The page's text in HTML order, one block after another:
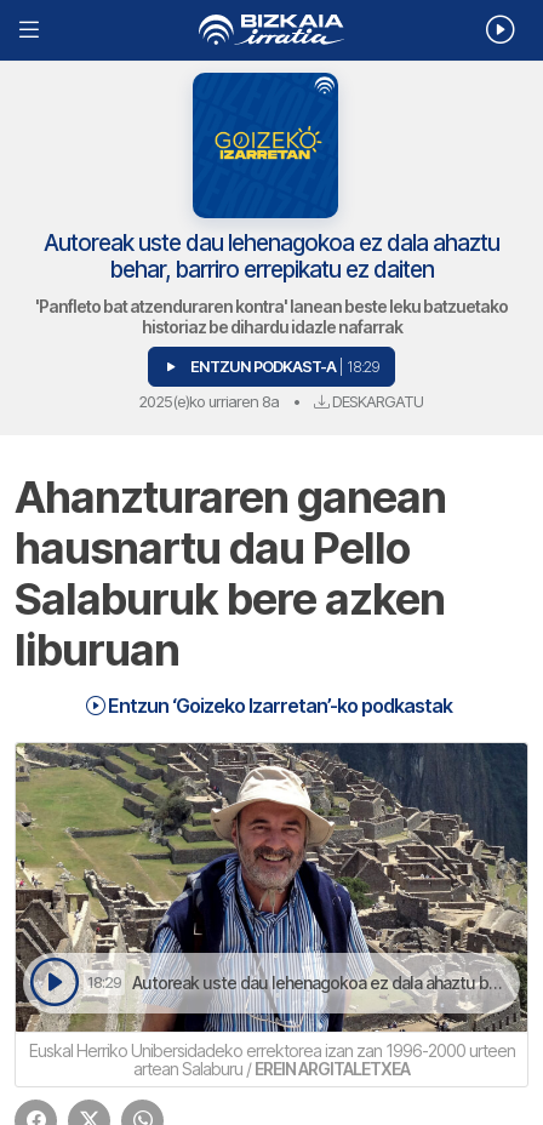
Autoreak uste dau lehenagokoa ez dala ahaztu
behar, barriro errepikatu ez daiten
'Panfleto bat atzenduraren kontra' lanean beste leku batzuetako
historiaz be dihardu idazle nafarrak
ENTZUN PODKAST-A | 18:29
2025(e)ko urriaren 8a • DESKARGATU
Ahanzturaren ganean
hausnartu dau Pello
Salaburuk bere azken
liburuan
Entzun ‘Goizeko Izarretan’-ko podkastak
18:29 Autoreak uste dau lehenagokoa ez dala ahaztu behar, barriro errepikatu ez daiten | Goizeko Izarretan
Euskal Herriko Unibersidadeko errektorea izan zan 1996-2000 urteen
artean Salaburu /EREIN ARGITALETXEA